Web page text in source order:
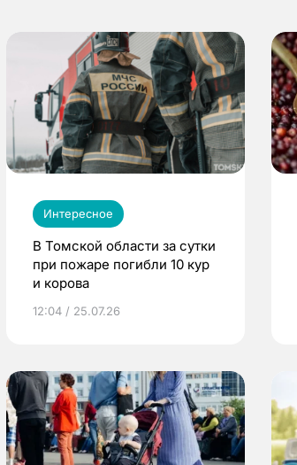
Интересное
В Томской области за сутки
при пожаре погибли 10 кур
и корова
12:04 / 25.07.26